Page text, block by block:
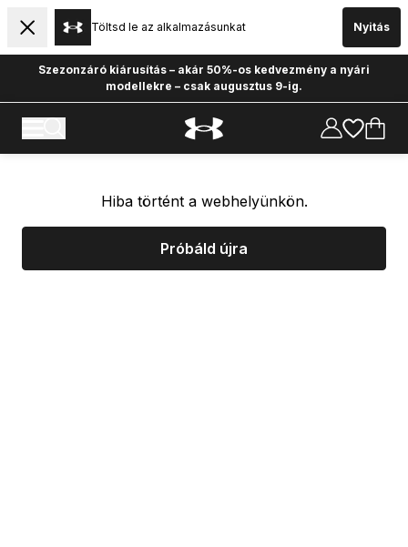
Töltsd le az alkalmazásunkat Nyitás
Szezonzáró kiárusítás – akár 50%-os kedvezmény a nyári
modellekre – csak augusztus 9-ig.
Hiba történt a webhelyünkön.
Próbáld újra